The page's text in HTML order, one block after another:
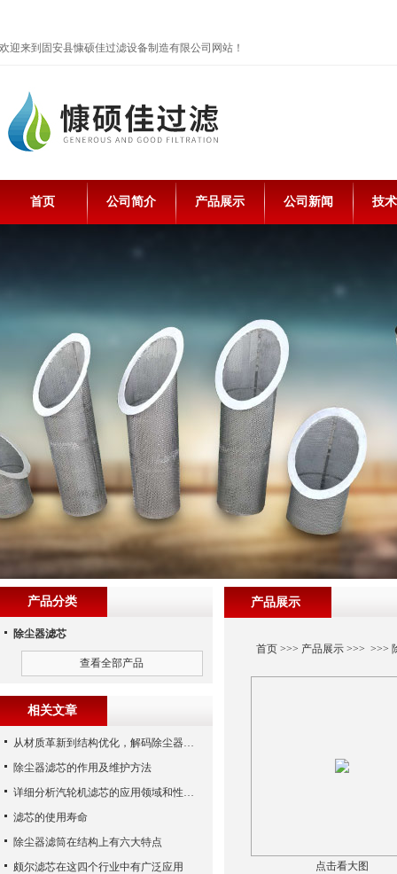
欢迎来到固安县慷硕佳过滤设备制造有限公司网站！
首页 公司简介 产品展示 公司新闻 技
产品展示
首页>>> 产品展示>>> >>>
点击看大图
产品分类
除尘器滤芯
查看全部产品
相关文章
从材质革新到结构优化，解码除尘器滤芯性能跃升的核心逻辑
除尘器滤芯的作用及维护方法
详细分析汽轮机滤芯的应用领域和性能特点
滤芯的使用寿命
除尘器滤筒在结构上有六大特点
颇尔滤芯在这四个行业中有广泛应用